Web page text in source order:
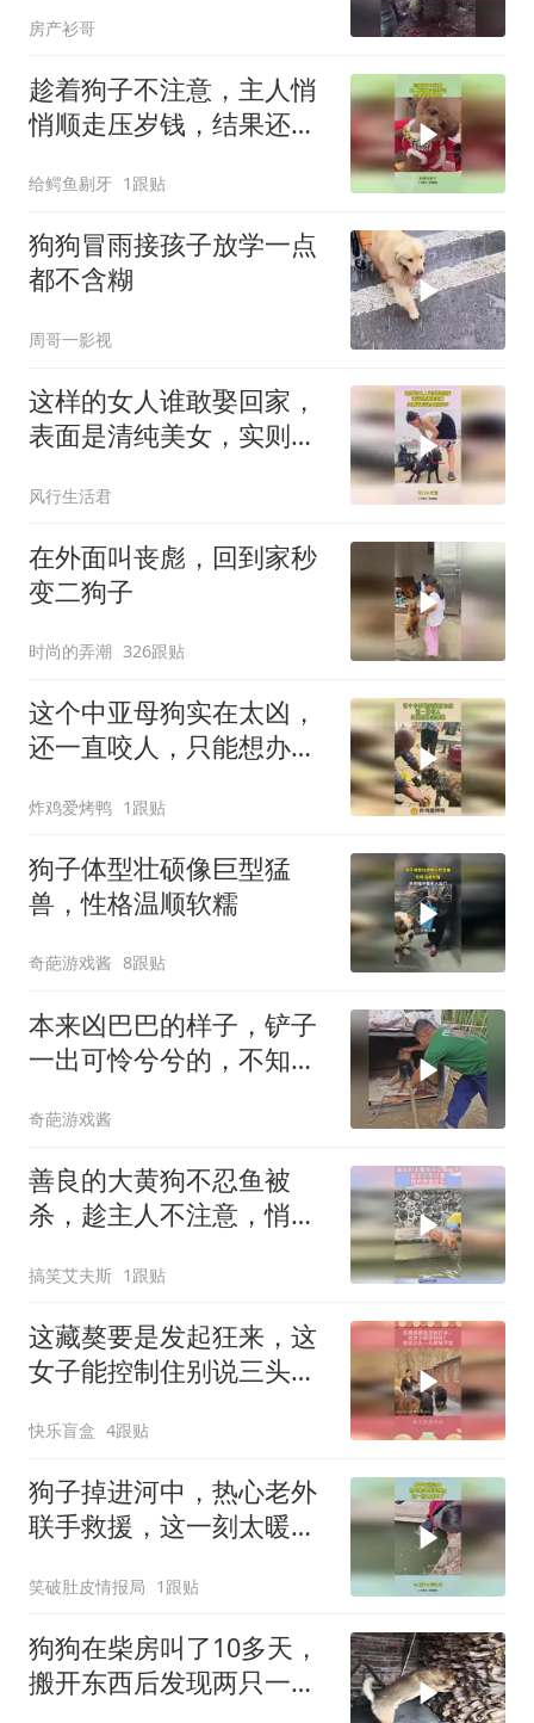
房产衫哥
趁着狗子不注意，主人悄
悄顺走压岁钱，结果还是
给鳄鱼剔牙 1跟贴
狗狗冒雨接孩子放学一点
都不含糊
周哥一影视
这样的女人谁敢娶回家，
表面是清纯美女，实则背
风行生活君
在外面叫丧彪，回到家秒
变二狗子
时尚的弄潮 326跟贴
这个中亚母狗实在太凶，
还一直咬人，只能想办法
炸鸡爱烤鸭 1跟贴
狗子体型壮硕像巨型猛
兽，性格温顺软糯
奇葩游戏酱 8跟贴
本来凶巴巴的样子，铲子
一出可怜兮兮的，不知道
样[笑哭]
奇葩游戏酱
善良的大黄狗不忍鱼被
杀，趁主人不注意，悄悄
搞笑艾夫斯 1跟贴
这藏獒要是发起狂来，这
女子能控制住别说三头一
快乐盲盒 4跟贴
狗子掉进河中，热心老外
联手救援，这一刻太暖心
笑破肚皮情报局 1跟贴
狗狗在柴房叫了10多天，
搬开东西后发现两只一级